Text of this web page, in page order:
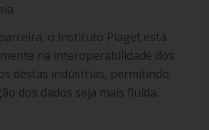
o Instituto Piaget está
na interoperabilidade dos
destas indústrias, permitindo
dos dados seja mais fluída.